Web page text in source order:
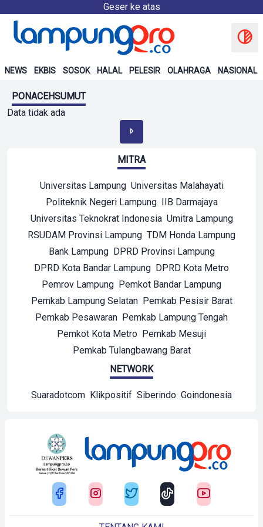
Geser ke atas
NEWS EKBIS SOSOK HALAL PELESIR OLAHRAGA NASIONAL
PONACEHSUMUT
Data tidak ada
MITRA
Universitas Lampung Universitas Malahayati
Politeknik Negeri Lampung IIB Darmajaya
Universitas Teknokrat Indonesia Umitra Lampung
RSUDAM Provinsi Lampung TDM Honda Lampung
Bank Lampung DPRD Provinsi Lampung
DPRD Kota Bandar Lampung DPRD Kota Metro
Pemrov Lampung Pemkot Bandar Lampung
Pemkab Lampung Selatan Pemkab Pesisir Barat
Pemkab Pesawaran Pemkab Lampung Tengah
Pemkot Kota Metro Pemkab Mesuji
Pemkab Tulangbawang Barat
NETWORK
Suaradotcom Klikpositif Siberindo Goindonesia